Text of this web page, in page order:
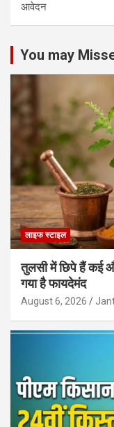
आवेदन
You may
लाइफ स्टाइल
तुलसी में छिपे हैं कई
गया है फायदेमंद
August 6, 2026